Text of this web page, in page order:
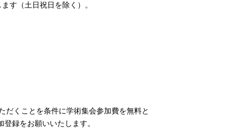
す（土日祝日を除く）。
だくことを条件に学術集会参加費を無料と
登録をお願いいたします。